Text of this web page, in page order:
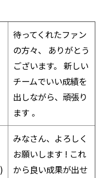
待ってくれたファン
の方々、 ありがとう
ございます。 新しい
チームでいい成績を
出しながら、頑張り
ます 。
)
みなさん、よろしく
お願いします ! これ
から良い成果が出せ